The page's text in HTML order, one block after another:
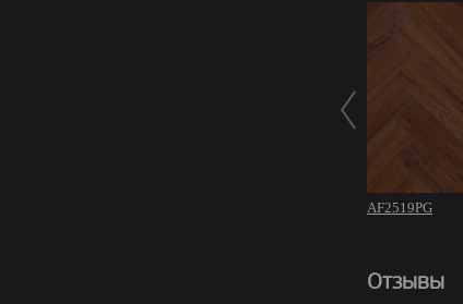
AF2519PG
Отзывы